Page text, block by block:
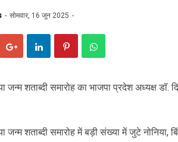
सोमवार, 16 जून 2025
जन्म शताब्दी समारोह का भाजपा प्रदेश अध्यक्ष
जन्म शताब्दी समारोह में बड़ी संख्या में जुटे